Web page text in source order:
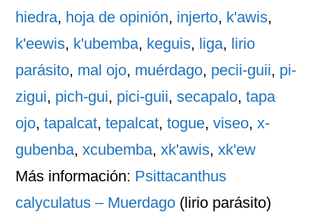
hiedra, hoja de opinión, injerto, k'awis,
k'eewis, k'ubemba, keguis, liga, lirio
parásito, mal ojo, muérdago, pecii-guii, pi-
zigui, pich-gui, pici-guii,secapalo,tapa
ojo,tapalcat,tepalcat,togue,viseo,x-
gubenba,xcubemba,xk'awis,xk'ew
Más información: Psittacanthus
calyculatus – Muerdago (lirio parásito)